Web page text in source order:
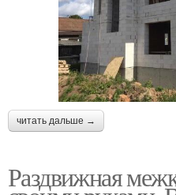
читать дальше →
Раздвижная